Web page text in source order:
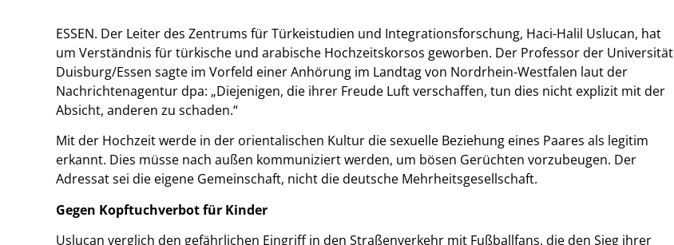
ESSEN. Der Leiter des Zentrums für Türkeistudien und Integrationsforschung, Haci-Halil Uslucan, hat
um Verständnis für türkische und arabische Hochzeitskorsos geworben. Der Professor der Universität
Duisburg/Essen sagte im Vorfeld einer Anhörung im Landtag von Nordrhein-Westfalen laut der
Nachrichtenagentur dpa: „Diejenigen, die ihrer Freude Luft verschaffen, tun dies nicht explizit mit der
Absicht, anderen zu schaden.“
Mit der Hochzeit werde in der orientalischen Kultur die sexuelle Beziehung eines Paares als legitim
erkannt. Dies müsse nach außen kommuniziert werden, um bösen Gerüchten vorzubeugen. Der
Adressat sei die eigene Gemeinschaft, nicht die deutsche Mehrheitsgesellschaft.
Gegen Kopftuchverbot für Kinder
Uslucan verglich den gefährlichen Eingriff in den Straßenverkehr mit Fußballfans, die den Sieg ihrer